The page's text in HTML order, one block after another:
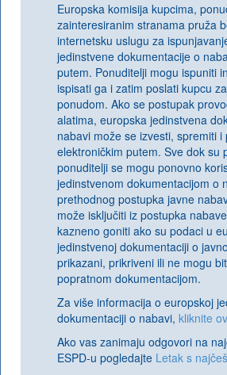
Europska komisija kupcima,
zainteresiranim stranama pruža
internetsku uslugu za
jedinstvene dokumentacije o
putem. Ponuditelji mogu ispuniti
ispisati ga i zatim poslati kupcu
ponudom. Ako se postupak
alatima, europska jedinstvena
nabavi može se izvesti, spremiti i
elektroničkim putem. Sve dok su
ponuditelji se mogu ponovno
jedinstvenom dokumentacijom o
prethodnog postupka javne
može isključiti iz postupka
kazneno goniti ako su podaci u
jedinstvenoj dokumentaciji o
prikazani, prikriveni ili ne mogu
popratnom dokumentacijom.
Za više informacija o europskoj
dokumentaciji o nabavi, kliknite
Ako vas zanimaju odgovori na
ESPD-u pogledajte Letak s